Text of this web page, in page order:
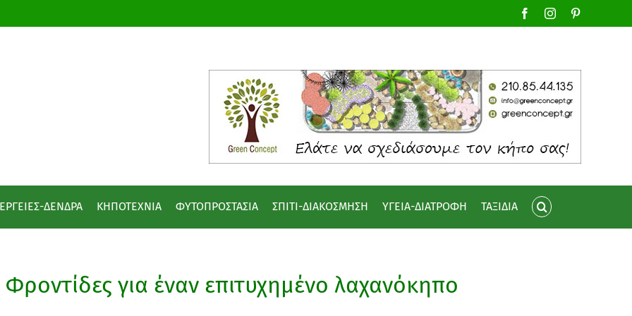
FacebookInstagram
ΔΕΝΔΡΑ ΚΗΠΟΤΕΧΝΙΑ ΦΥΤΟΠΡΟΣΤΑΣΙΑ ΣΠΙΤΙ-ΔΙΑΚΟΣΜΗΣΗ ΥΓΕΙΑ-ΔΙΑΤΡΟΦΗ ΤΑΞΙΔΙΑ
Φροντίδες για έναν επιτυχημένο λαχανόκηπο